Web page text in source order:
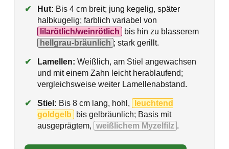
✔ Hut: Bis 4 cm breit; jung kegelig, später
halbkugelig; farblich variabel von
lilarötlich/weinrötlich
bis hin zu blasserem
hellgrau-bräunlich ; stark gerillt.
✔ Lamellen: Weißlich, am Stiel angewachsen
und mit einem Zahn leicht herablaufend;
vergleichsweise weiter Lamellenabstand.
✔ Stiel: Bis 8 cm lang, hohl,
leuchtend
goldgelb
bis gelbräunlich; Basis mit
ausgeprägtem, weißlichem Myzelfilz .